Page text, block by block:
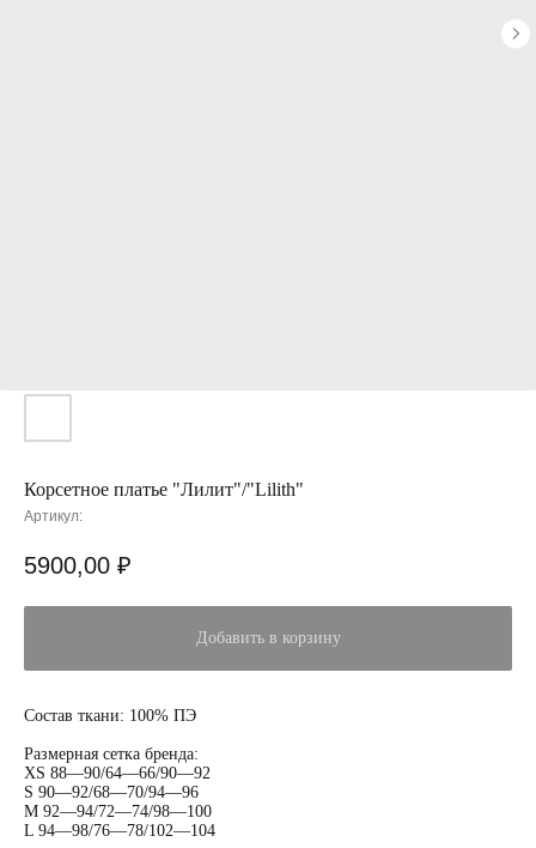
Корсетное платье "Лилит"/"Lilith"
Артикул:
5900,00 ₽
Добавить в корзину
Состав ткани: 100% ПЭ
Размерная сетка бренда:
ХS 88—90/64—66/90—92
S 90—92/68—70/94—96
M 92—94/72—74/98—100
L 94—98/76—78/102—104